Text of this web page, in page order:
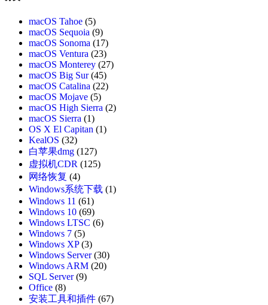
macOS Tahoe (5)
macOS Sequoia (9)
macOS Sonoma (17)
macOS Ventura (23)
macOS Monterey (27)
macOS Big Sur(45)
macOS Catalina (22)
macOS Mojave (5)
macOS High Sierra (2)
macOS Sierra (1)
OS X El Capitan (1)
KealOS (32)
白苹果dmg (127)
虚拟机CDR (125)
网络恢复 (4)
Windows系统下载 (1)
Windows 11 (61)
Windows 10 (69)
Windows LTSC (6)
Windows 7 (5)
Windows XP(3)
Windows Server(30)
Windows ARM (20)
SQL Server(9)
Office (8)
安装工具和插件 (67)